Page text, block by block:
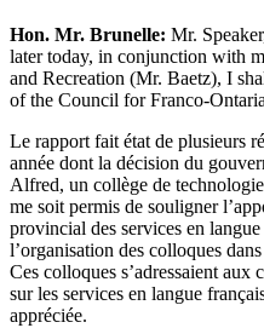
Hon. Mr. Brunelle: Mr.
later today, in conjunction with
and Recreation (Mr. Baetz), I
of the Council for Franco-
Le rapport fait état de plusieurs
année dont la décision du
Alfred, un collège de
me soit permis de souligner
provincial des services en
l’organisation des colloques
Ces colloques s’adressaient aux
sur les services en langue
appréciée.